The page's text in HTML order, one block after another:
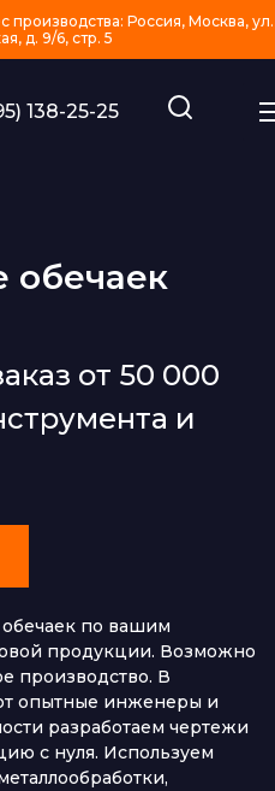
Россия, Москва, ул.
д. 9/6, стр. 5
138-25-25
изделий из металла на заказ
обечаек
от 50 000
и
по вашим
продукции. Возможно
производство. В
опытные инженеры и
разработаем чертежи
с нуля. Используем